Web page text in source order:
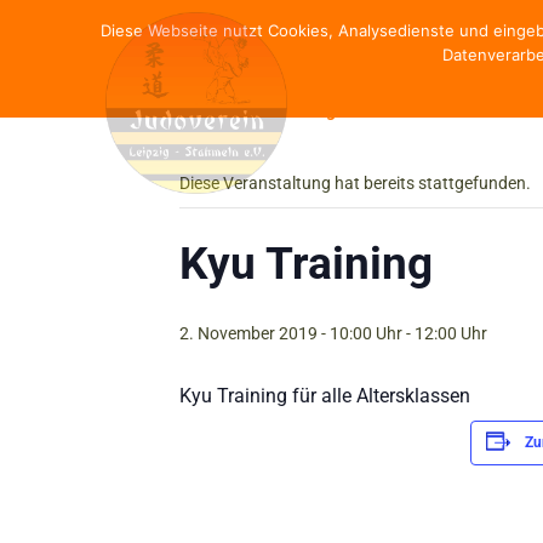
« Alle Veranstaltungen
Diese Veranstaltung hat bereits stattgefunden.
Kyu Training
2. November 2019 - 10:00 Uhr- 12:00 Uhr
Kyu Training für alle Altersklassen
Diese Webseite nutzt Cookies, Analysedienste und